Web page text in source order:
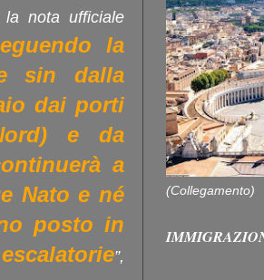
la nota ufficiale
la
sin dalla
daiporti
e da
a
Nato e né
posto in
”,
(Collegamento)